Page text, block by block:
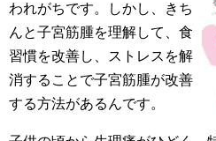
われがちです。しかし、きち
んと子宮筋腫を理解して、食
習慣を改善し、ストレスを解
消することで子宮筋腫が改善
する方法があるんです。